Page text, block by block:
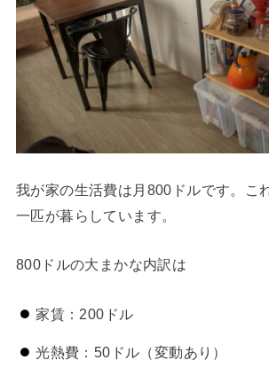
我が家の生活費は月800ドルです。こ
一匹が暮らしています。
800ドルの大まかな内訳は
家賃：200ドル
光熱費：50ドル（変動あり）